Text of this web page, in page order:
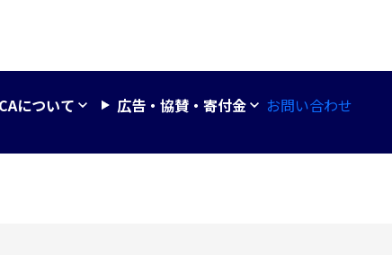
について 広告・協賛・寄付金 お問い合わせ